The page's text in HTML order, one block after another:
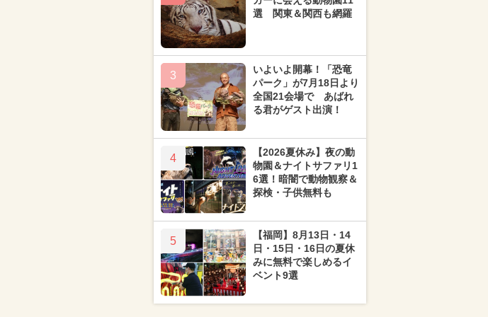
選 関東＆関西も網羅
3
いよいよ開幕！「恐竜
パーク」が7月18日より
全国21会場で あばれ
る君がゲスト出演！
4
【2026夏休み】夜の動
物園＆ナイトサファリ1
6選！暗闇で動物観察＆
探検・子供無料も
5
【福岡】8月13日・14
日・15日・16日の夏休
みに無料で楽しめるイ
ベント9選